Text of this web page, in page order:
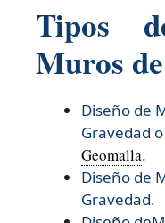
Tipos
Muros
Diseño de
Gravedad o
Geomalla.
Diseño de
Gravedad.